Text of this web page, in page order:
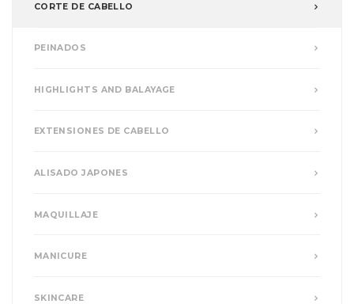
CORTE DE CABELLO
PEINADOS
HIGHLIGHTS AND BALAYAGE
EXTENSIONES DE CABELLO
ALISADO JAPONES
MAQUILLAJE
MANICURE
SKINCARE